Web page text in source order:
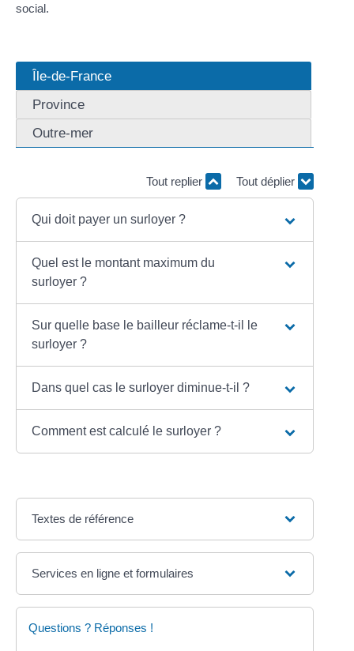
social.
Île-de-France
Province
Outre-mer
Tout replier Tout déplier
Qui doit payer un surloyer ?
Quel est le montant maximum du
surloyer ?
Sur quelle base le bailleur réclame-t-il le
surloyer ?
Dans quel cas le surloyer diminue-t-il ?
Comment est calculé le surloyer ?
Textes de référence
Services en ligne et formulaires
Questions ? Réponses !